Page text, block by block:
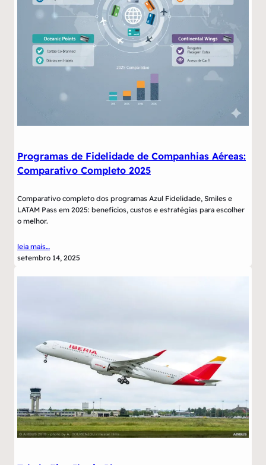
Programas de Fidelidade de Companhias Aéreas:
Comparativo Completo 2025
Comparativo completo dos programas Azul Fidelidade, Smiles e
LATAM Pass em 2025: benefícios, custos e estratégias para escolher
o melhor.
leia mais…
setembro 14, 2025